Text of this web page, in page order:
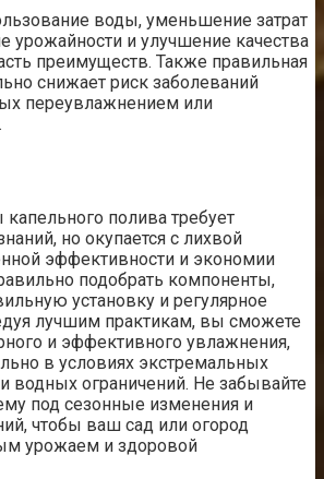
воды, уменьшение затрат
урожайности и улучшение качества
преимуществ. Также правильная
снижает риск заболеваний
переувлажнением или
капельного полива требует
но окупается с лихвой
эффективности и экономии
подобрать компоненты,
установку и регулярное
лучшим практикам, вы сможете
и эффективного увлажнения,
в условиях экстремальных
водных ограничений. Не забывайте
под сезонные изменения и
чтобы ваш сад или огород
урожаем и здоровой